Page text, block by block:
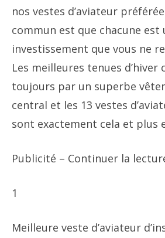
nos vestes d’aviateur
commun est que chacune est
investissement que vous ne
Les meilleures tenues d’hiver
toujours par un superbe
central et les 13 vestes
sont exactement cela et plus
Publicité – Continuer la
1
Meilleure veste d’aviateur